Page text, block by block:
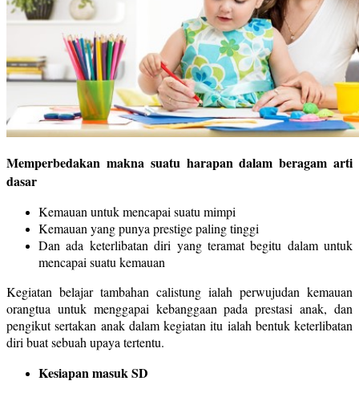
Memperbedakan makna suatu harapan dalam beragam arti
dasar
Kemauan untuk mencapai suatu mimpi
Kemauan yang punya prestige paling tinggi
Dan ada keterlibatan diri yang teramat begitu dalam untuk
mencapai suatu kemauan
Kegiatan belajar tambahan calistung ialah perwujudan kemauan
orangtua untuk menggapai kebanggaan pada prestasi anak, dan
pengikut sertakan anak dalam kegiatan itu ialah bentuk keterlibatan
diri buat sebuah upaya tertentu.
Kesiapan masuk SD